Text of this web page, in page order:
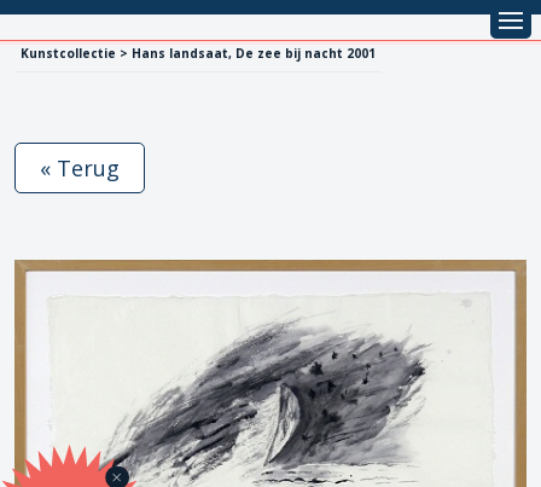
Kunstcollectie > Hans landsaat, De zee bij nacht 2001
« Terug